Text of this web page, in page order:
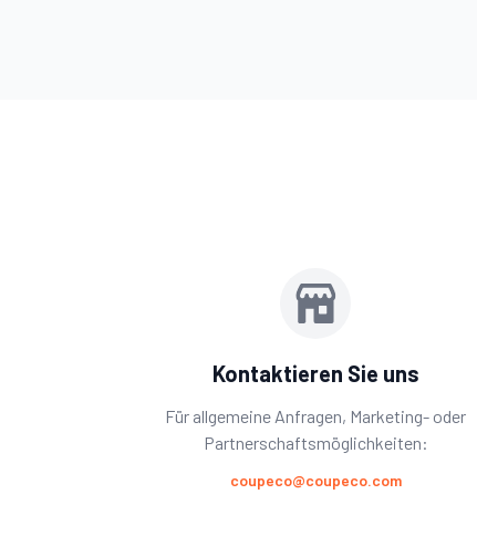
Kontaktieren Sie uns
Für allgemeine Anfragen, Marketing- oder
Partnerschaftsmöglichkeiten:
coupeco@coupeco.com